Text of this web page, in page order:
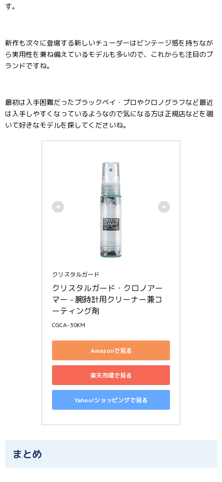
す。
新作も次々に登場する新しいチューダーはビンテージ感を持ちなが
ら実用性を兼ね備えているモデルも多いので、これからも注目のブ
ランドですね。
最初は入手困難だったブラックベイ・プロやクロノグラフなど最近
は入手しやすくなっているようなので気になる方は正規店などを覗
いて好きなモデルを探してくださいね。
クリスタルガード
クリスタルガード・クロノアー
マー - 腕時計用クリーナー兼コ
ーティング剤
CGCA-30KM
Amazonで見る
楽天市場で見る
Yahoo!ショッピングで見る
まとめ